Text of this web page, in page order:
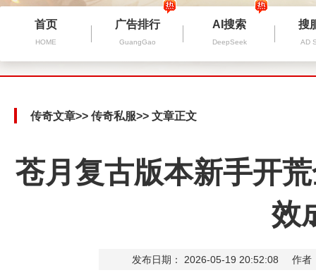
首页
HOME
广告排行
GuangGao
AI搜索
DeepSeek
搜
AD
传奇文章>> 传奇私服>> 文章正文
苍月复古版本新手开
效
发布日期： 2026-05-19 20:52:08 作者